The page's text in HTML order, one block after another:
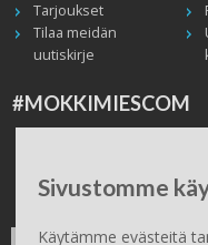
Sivustomme
Käytämme evästeitä
Tarjoukset
Tilaa meidän
uutiskirje
#MOKKIMIESCOM
Peruuta tilaus